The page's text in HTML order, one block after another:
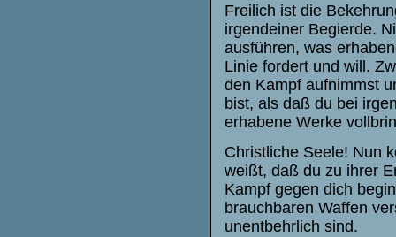
Freilich ist die
irgendeiner Begierde.
ausführen, was
Linie fordert und will.
den Kampf aufnimmst
bist, als daß du bei
erhabene Werke
Christliche Seele! Nun
weißt, daß du zu ihrer
Kampf gegen dich
brauchbaren Waffen
unentbehrlich sind.